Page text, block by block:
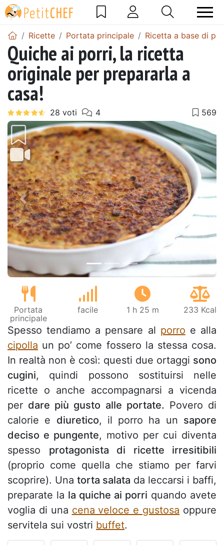
Ricette Portata principale Ricetta a base di
Quiche ai porri, la ricetta
originale per prepararla a
casa!
Precedente
Portata
principale
facile 1 h 25 m 233 Kcal
Spesso tendiamo a pensare al porro e alla
cipolla un po’ come fossero la stessa cosa.
In realtà non è così: questi due ortaggi sono
cugini, quindi possono sostituirsi nelle
ricette o anche accompagnarsi a vicenda
per dare più gusto alle portate. Povero di
calorie e diuretico, il porro ha un sapore
deciso e pungente, motivo per cui diventa
spesso protagonista di ricette irresitibili
(proprio come quella che stiamo per farvi
scoprire). Una torta salata da leccarsi i baffi,
preparate la la quiche ai porri quando avete
voglia di una cena veloce e gustosa oppure
servitela sui vostri buffet.